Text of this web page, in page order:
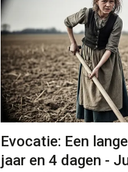
Evocatie: Een
jaar en 4 dagen -